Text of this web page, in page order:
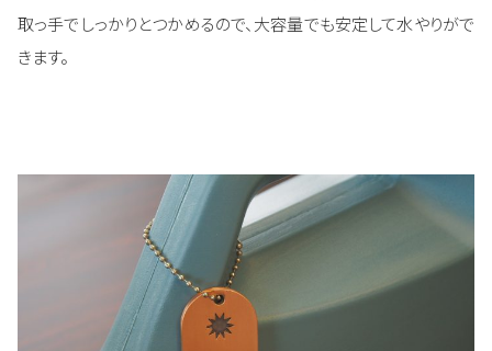
取っ手でしっかりとつかめるので、大容量でも安定して水やりがで
きます。